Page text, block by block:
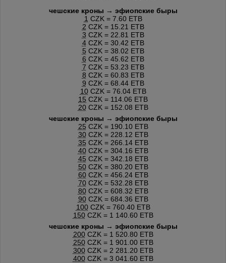
чешские кроны → эфиопские быры
1 CZK = 7.60 ETB
2 CZK = 15.21 ETB
3 CZK = 22.81 ETB
4CZK = 30.42 ETB
5 CZK = 38.02 ETB
6 CZK = 45.62 ETB
7 CZK = 53.23 ETB
8 CZK = 60.83 ETB
9 CZK = 68.44 ETB
10CZK = 76.04 ETB
15 CZK = 114.06 ETB
20CZK = 152.08 ETB
чешские кроны → эфиопские быры
25 CZK = 190.10 ETB
30CZK = 228.12 ETB
35 CZK = 266.14 ETB
40CZK = 304.16 ETB
45 CZK = 342.18 ETB
50CZK = 380.20 ETB
60CZK = 456.24 ETB
70CZK = 532.28 ETB
80CZK = 608.32 ETB
90CZK = 684.36 ETB
100CZK = 760.40 ETB
150CZK = 1 140.60 ETB
чешские кроны → эфиопские быры
200CZK = 1 520.80 ETB
250CZK = 1 901.00 ETB
300CZK = 2 281.20 ETB
400CZK = 3 041.60 ETB